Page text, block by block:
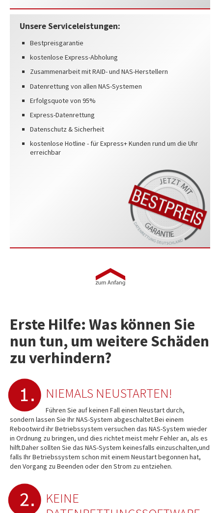
Unsere Serviceleistungen:
Bestpreisgarantie
kostenlose Express-Abholung
Zusammenarbeit mit RAID- und NAS-Herstellern
Datenrettung von allen NAS-Systemen
Erfolgsquote von 95%
Express-Datenrettung
Datenschutz & Sicherheit
kostenlose Hotline - für Express+ Kunden rund um die Uhr
erreichbar
Erste Hilfe: Was können Sie
nun tun, um weitere Schäden
zu verhindern?
NIEMALS NEUSTARTEN!
Führen Sie auf keinen Fall einen Neustart durch,
sondern lassen Sie Ihr NAS-System abgeschaltet.Bei einem
Rebootwird ihr Betriebssystem versuchen das NAS-System wieder
in Ordnung zu bringen, und dies richtet meist mehr Fehler an, als es
hilft.Daher sollten Sie das NAS-System keinesfalls einzuschalten,und
falls Ihr Betriebssystem schon mit einem Neustart begonnen hat,
den Vorgang zu Beenden oder den Strom zu entziehen.
KEINE